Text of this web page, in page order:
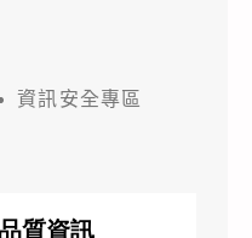
資訊安全專區